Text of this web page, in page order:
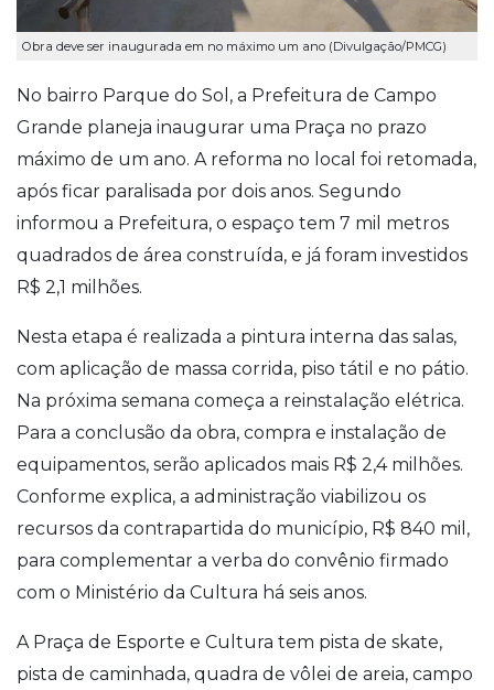
Obra deve ser inaugurada em no máximo um ano (Divulgação/PMCG)
No bairro Parque do Sol, a Prefeitura de Campo
Grande planeja inaugurar uma Praça no prazo
máximo de um ano. A reforma no local foi retomada,
após ficar paralisada por dois anos. Segundo
informou a Prefeitura, o espaço tem 7 mil metros
quadrados de área construída, e já foram investidos
R$ 2,1 milhões.
Nesta etapa é realizada a pintura interna das salas,
com aplicação de massa corrida, piso tátil e no pátio.
Na próxima semana começa a reinstalação elétrica.
Para a conclusão da obra, compra e instalação de
equipamentos, serão aplicados mais R$ 2,4 milhões.
Conforme explica, a administração viabilizou os
recursos da contrapartida do município, R$ 840 mil,
para complementar a verba do convênio firmado
com o Ministério da Cultura há seis anos.
A Praça de Esporte e Cultura tem pista de skate,
pista de caminhada, quadra de vôlei de areia, campo